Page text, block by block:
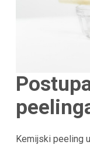
Kemijski peeling